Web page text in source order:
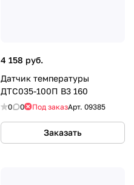
4 158 руб.
Датчик температуры
ДТС035-100П В3 160
0 0 Под заказАрт. 09385
Заказать